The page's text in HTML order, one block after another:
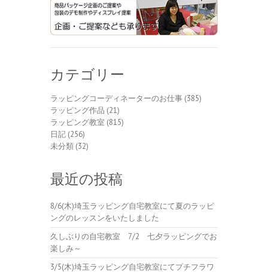
カテゴリー
ラッピングコーディネーターのお仕事 (385)
ラッピング作品 (21)
ラッピング教室 (815)
日記 (256)
未分類 (32)
最近の投稿
8/6(木)埼玉ラッピング自宅教室にて夏のラッピ
ングのレッスンをいたしました
久しぶりの自宅教室 7/2 七夕ラッピングでお
楽しみ～
3/5(木)埼玉ラッピング自宅教室にてプチフラワ